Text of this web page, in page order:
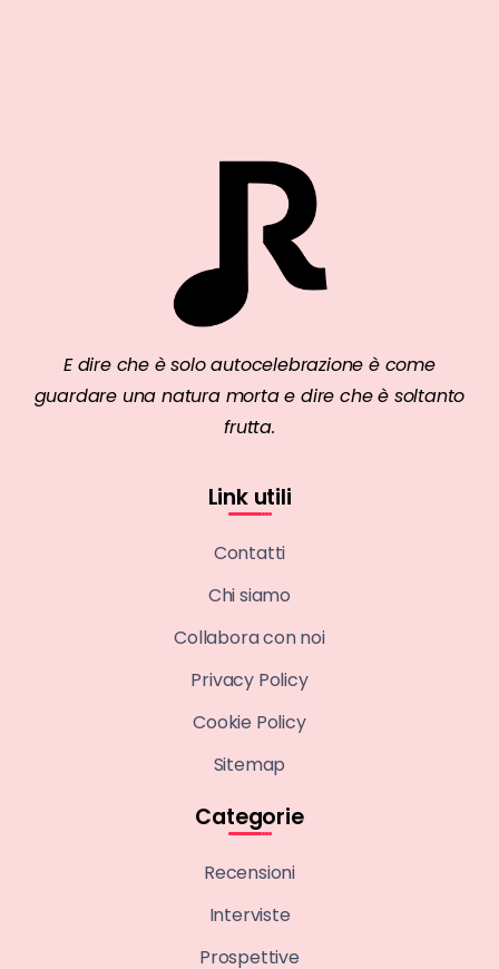
E dire che è solo autocelebrazione è come
guardare una natura morta e dire che è soltanto
frutta.
Link utili
Contatti
Chi siamo
Collabora con noi
Privacy Policy
Cookie Policy
Sitemap
Categorie
Recensioni
Interviste
Prospettive